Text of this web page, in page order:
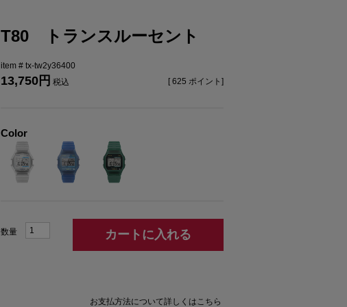
T80 トランスルーセント
tx-tw2y36400
13,750 税込 [ 625 ポイント]
Color
カートに入れる
お支払方法について詳しくはこちら